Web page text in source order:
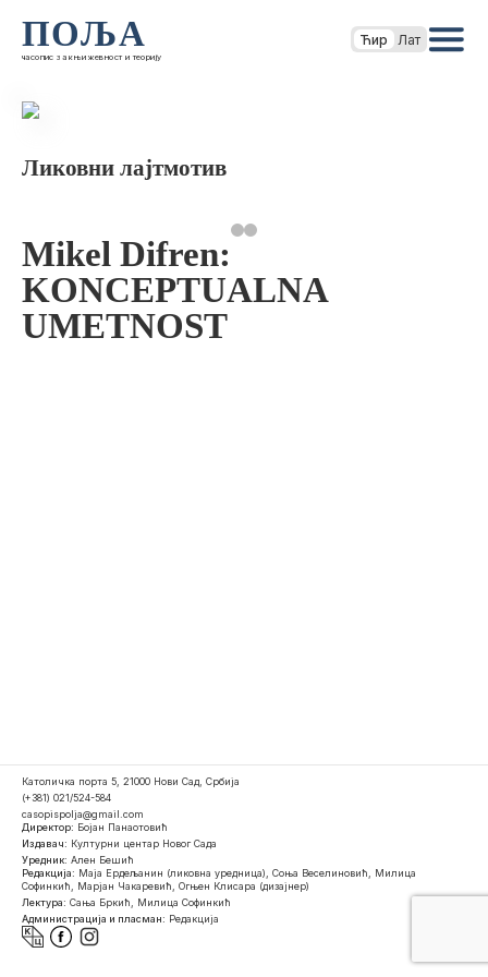
ПОЉА
часопис за књижевност и теорију
Ћир Лат
Ликовни лајтмотив
Mikel Difren:
KONCEPTUALNA
UMETNOST
Католичка порта 5, 21000 Нови Сад, Србија
(+381) 021/524-584
casopispolja@gmail.com
Директор: Бојан Панаотовић
Издавач: Културни центар Новог Сада
Уредник: Ален Бешић
Редакција: Маја Ердељанин (ликовна уредница), Соња Веселиновић, Милица
Софинкић, Марјан Чакаревић, Огњен Клисара (дизајнер)
Лектура: Сања Бркић, Милица Софинкић
Администрација и пласман: Редакција